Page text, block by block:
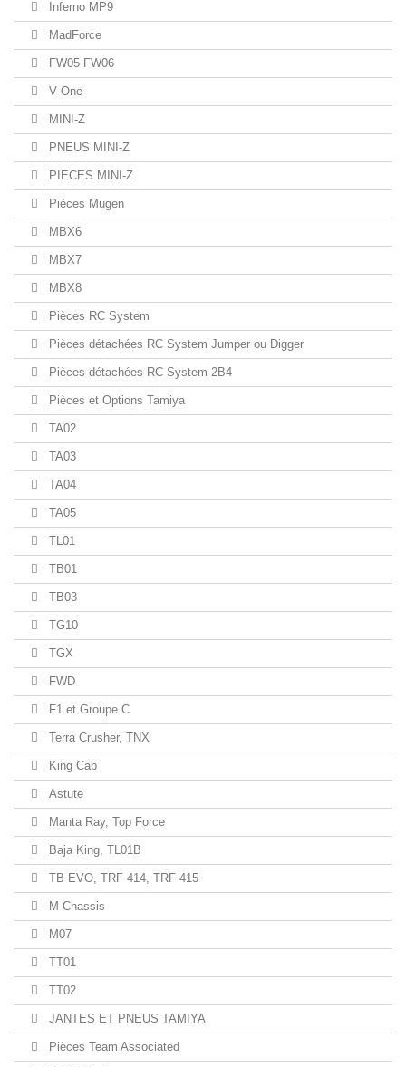
Inferno MP9
MadForce
FW05 FW06
V One
MINI-Z
PNEUS MINI-Z
PIECES MINI-Z
Pièces Mugen
MBX6
MBX7
MBX8
Pièces RC System
Pièces détachées RC System Jumper ou Digger
Pièces détachées RC System 2B4
Pièces et Options Tamiya
TA02
TA03
TA04
TA05
TL01
TB01
TB03
TG10
TGX
FWD
F1 et Groupe C
Terra Crusher, TNX
King Cab
Astute
Manta Ray, Top Force
Baja King, TL01B
TB EVO, TRF 414, TRF 415
M Chassis
M07
TT01
TT02
JANTES ET PNEUS TAMIYA
Pièces Team Associated